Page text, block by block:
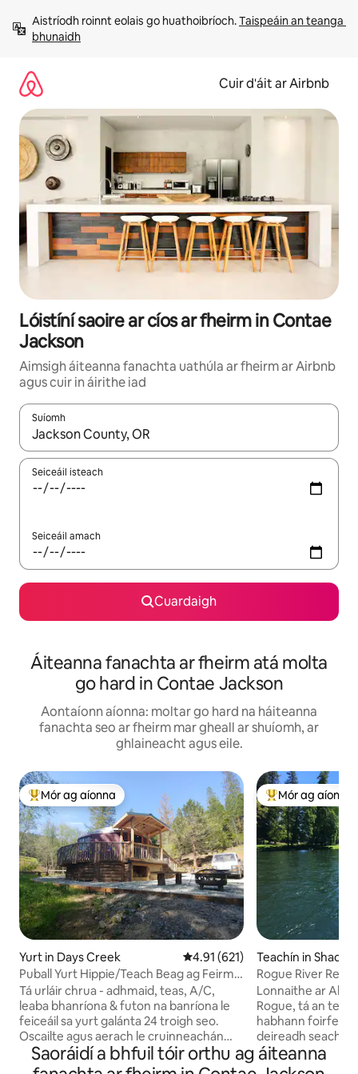
chuig
ábhar
Aistríodh roinnt eolais go huathoibríoch. Taispeáin an teanga
bhunaidh
Cuir d'áit ar Airbnb
Lóistíní saoire ar cíos ar fheirm in Contae
Jackson
Aimsigh áiteanna fanachta uathúla ar fheirm ar Airbnb
agus cuir in áirithe iad
Suíomh
Nuair a bheidh torthaí ar fáil, déan nascleanúint le
Seiceáil isteach
Seiceáil amach
Cuardaigh
Áiteanna fanachta ar fheirm atá molta
go hard in Contae Jackson
Aontaíonn aíonna: moltar go hard na háiteanna
fanachta seo ar fheirm mar gheall ar shuíomh, ar
ghlaineacht agus eile.
An-mhór ag aíonna
Mór ag aíonna
Yurt in Days Creek Meánrátáil 4.91 as 5, 621
4.91 (621)
Puball Yurt Hippie/Teach Beag ag Feirm
Pachamama
Tá urláir chrua - adhmaid, teas, A/C,
leaba bhanríona & futon na banríona le
feiceáil sa yurt galánta 24 troigh seo.
Oscailte agus aerach le cruinneachán
soiléir go stargaze ón leaba! I dteach
beag bídeach príobháideach ceangailte
An-mhór ag
Mór ag aíonna
Teachín in Shady
Rogue River
Lonnaithe ar
Rogue, tá an
habhann foirfe
deireadh
iascaireacht le
(móide, tá rith
Saoráidí a bhfuil tóir orthu ag áiteanna